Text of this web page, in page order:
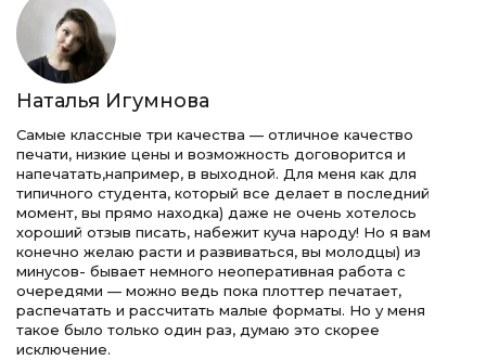
Наталья Игумнова
Самые классные три качества — отличное качество
печати, низкие цены и возможность договорится и
напечатать,например, в выходной. Для меня как для
типичного студента, который все делает в последний
момент, вы прямо находка) даже не очень хотелось
хороший отзыв писать, набежит куча народу! Но я вам
конечно желаю расти и развиваться, вы молодцы) из
минусов- бывает немного неоперативная работа с
очередями — можно ведь пока плоттер печатает,
распечатать и рассчитать малые форматы. Но у меня
такое было только один раз, думаю это скорее
исключение.